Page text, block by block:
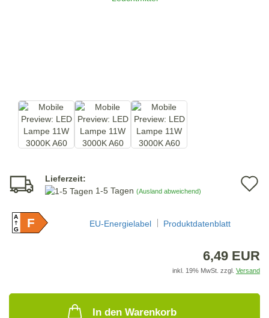
Lieferzeit:
1-5 Tagen (Ausland abweichend)
A
GF EU-Energielabel Produktdatenblatt
6,49 EUR
inkl. 19% MwSt. zzgl. Versand
In den Warenkorb